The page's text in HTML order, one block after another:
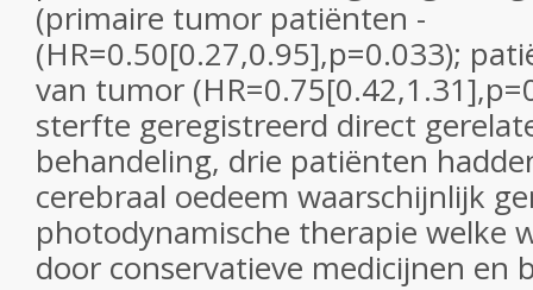
(primaire tumor patiënten -
(HR=0.50[0.27,0.95],p=0.033);
van tumor
sterfte geregistreerd direct
behandeling, drie patiënten
cerebraal oedeem waarschijnlijk
photodynamische therapie welke
door conservatieve medicijnen en